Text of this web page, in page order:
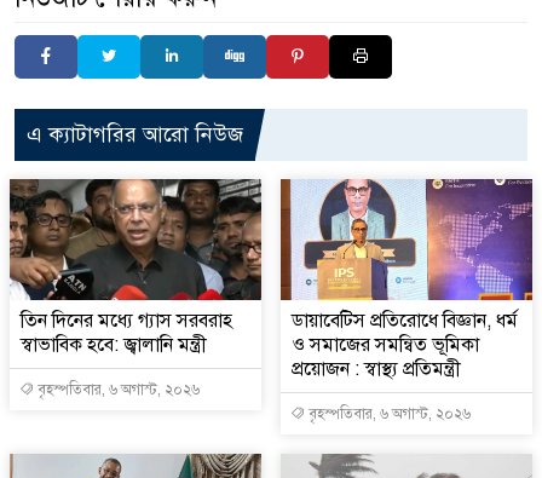
এ ক্যাটাগরির আরো নিউজ
তিন দিনের মধ্যে গ্যাস সরবরাহ
স্বাভাবিক হবে: জ্বালানি মন্ত্রী
বৃহস্পতিবার, ৬ অগাস্ট, ২০২৬
ডায়াবেটিস প্রতিরোধে বিজ্ঞান, ধর্ম
ও সমাজের সমন্বিত ভূমিকা
প্রয়োজন : স্বাস্থ্য প্রতিমন্ত্রী
বৃহস্পতিবার, ৬ অগাস্ট, ২০২৬